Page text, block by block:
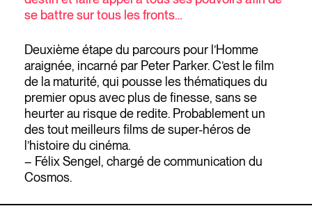
se battre sur tous les fronts…
Deuxième étape du parcours pour l’Homme
araignée, incarné par Peter Parker. C’est le film
de la maturité, qui pousse les thématiques du
premier opus avec plus de finesse, sans se
heurter au risque de redite. Probablement un
des tout meilleurs films de super-héros de
l’histoire du cinéma.
– Félix Sengel, chargé de communication du
Cosmos.